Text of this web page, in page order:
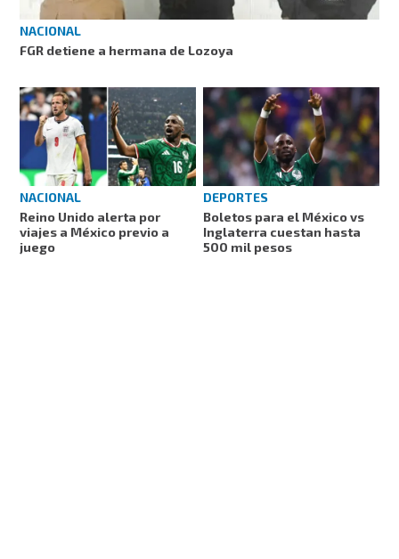
NACIONAL
FGR detiene a hermana de Lozoya
NACIONAL
Reino Unido alerta por
viajes a México previo a
juego
DEPORTES
Boletos para el México vs
Inglaterra cuestan hasta
500 mil pesos